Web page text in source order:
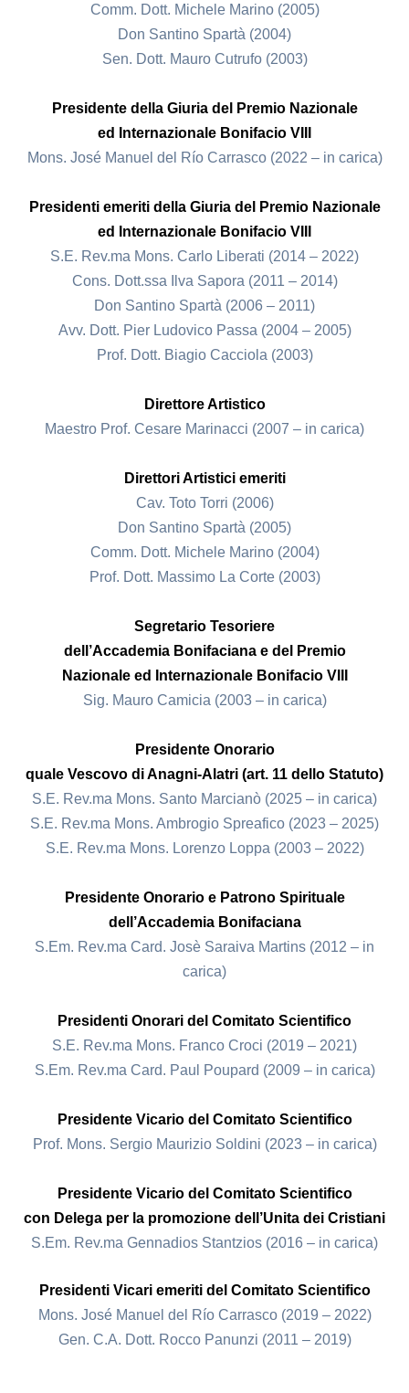
Comm. Dott. Michele Marino (2005)
Don Santino Spartà (2004)
Sen. Dott. Mauro Cutrufo (2003)
Presidente della Giuria del Premio Nazionale
ed Internazionale Bonifacio VIII
Mons. José Manuel del Río Carrasco (2022 – in carica)
Presidenti emeriti della Giuria del Premio Nazionale
ed Internazionale Bonifacio VIII
S.E. Rev.ma Mons. Carlo Liberati (2014 – 2022)
Cons. Dott.ssa Ilva Sapora (2011 – 2014)
Don Santino Spartà (2006 – 2011)
Avv. Dott. Pier Ludovico Passa (2004 – 2005)
Prof. Dott. Biagio Cacciola (2003)
Direttore Artistico
Maestro Prof. Cesare Marinacci (2007 – in carica)
Direttori Artistici emeriti
Cav. Toto Torri (2006)
Don Santino Spartà (2005)
Comm. Dott. Michele Marino (2004)
Prof. Dott. Massimo La Corte (2003)
Segretario Tesoriere
dell’Accademia Bonifaciana e del Premio
Nazionale ed Internazionale Bonifacio VIII
Sig. Mauro Camicia (2003 – in carica)
Presidente Onorario
quale Vescovo di Anagni-Alatri (art. 11 dello Statuto)
S.E. Rev.ma Mons. Santo Marcianò (2025 – in carica)
S.E. Rev.ma Mons. Ambrogio Spreafico (2023 – 2025)
S.E. Rev.ma Mons. Lorenzo Loppa (2003 – 2022)
Presidente Onorario e Patrono Spirituale
dell’Accademia Bonifaciana
S.Em. Rev.ma Card. Josè Saraiva Martins (2012 – in
carica)
Presidenti Onorari del Comitato Scientifico
S.E. Rev.ma Mons. Franco Croci (2019 – 2021)
S.Em. Rev.ma Card. Paul Poupard (2009 – in carica)
Presidente Vicario del Comitato Scientifico
Prof. Mons. Sergio Maurizio Soldini (2023 – in carica)
Presidente Vicario del Comitato Scientifico
con Delega per la promozione dell’Unita dei Cristiani
S.Em. Rev.ma Gennadios Stantzios (2016 – in carica)
Presidenti Vicari emeriti del Comitato Scientifico
Mons. José Manuel del Río Carrasco (2019 – 2022)
Gen. C.A. Dott. Rocco Panunzi (2011 – 2019)